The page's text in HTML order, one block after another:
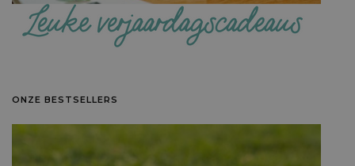
ONZE BESTSELLERS